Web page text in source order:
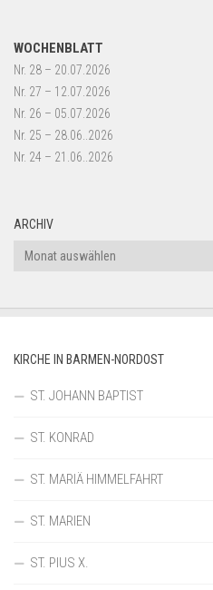
WOCHENBLATT
Nr. 28 – 20.07.2026
Nr. 27 – 12.07.2026
Nr. 26 – 05.07.2026
Nr. 25 – 28.06..2026
Nr. 24 – 21.06..2026
ARCHIV
Archiv
KIRCHE IN BARMEN-NORDOST
ST. JOHANN BAPTIST
ST. KONRAD
ST. MARIÄ HIMMELFAHRT
ST. MARIEN
ST. PIUS X.